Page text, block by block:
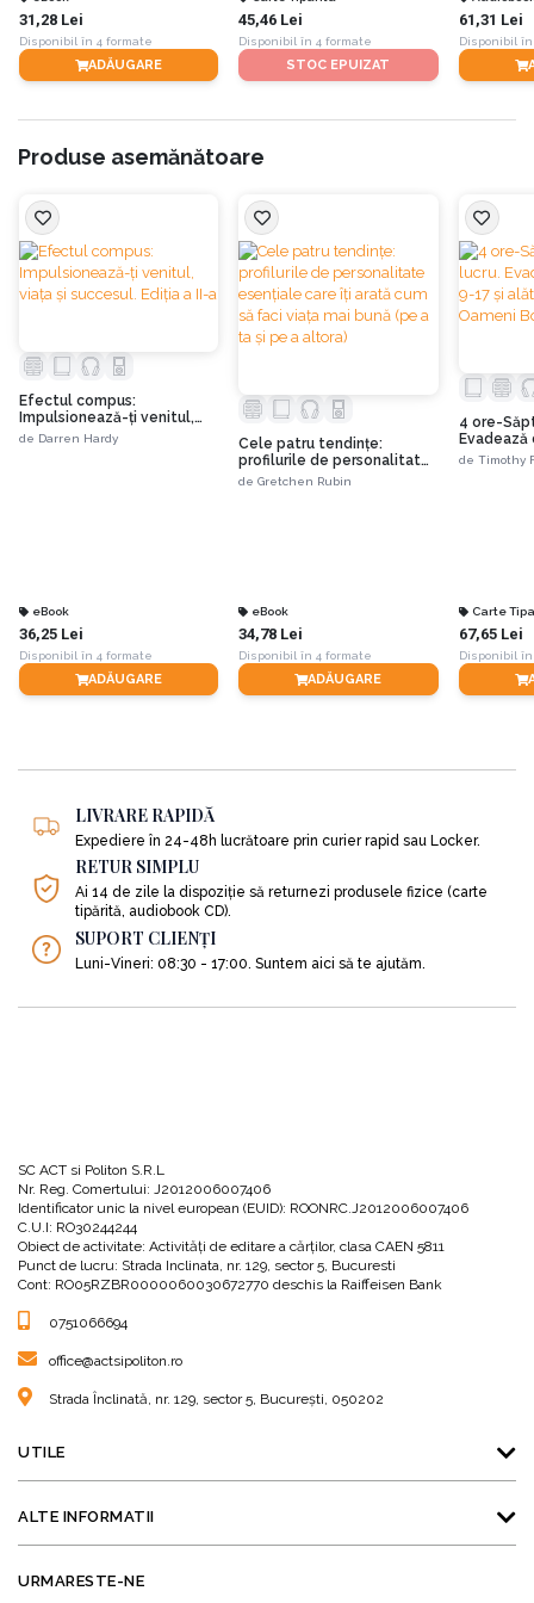
Tsultrim Allione, masterand în științe umaniste, a crescut în New England și
recunoscut-o într-o mulțime, pe când avea 22 de ani. După ce a făcut-o
31,28 Lei
Disponibil în 4 formate
ADĂUGARE
45,46 Lei
Disponibil în 4 formate
STOC EPUIZAT
61,31 Lei
Disponibil
Produse asemănătoare
Efectul compus:
Impulsionează-ți venitul,
viața și succesul. Ediția a II-a
de Darren Hardy
eBook
36,25 Lei
Disponibil în 4 formate
ADĂUGARE
Cele patru tendințe:
profilurile de personalitate
esențiale care îți arată cum
deGretchen Rubin
eBook
34,78 Lei
Disponibil în 4 formate
ADĂUGARE
4 ore-
şi alătură-
de Timothy
Carte
67,65 Lei
Disponibil
LIVRARE RAPIDĂ
Expediere în 24-48h lucrătoare prin curier rapid sau Locker.
RETUR SIMPLU
Ai 14 de zile la dispoziție să returnezi produsele fizice (carte
tipărită, audiobook CD).
SUPORT CLIENȚI
Luni-Vineri: 08:30 - 17:00. Suntem aici să te ajutăm.
SC ACT si Politon S.R.L
Nr. Reg. Comertului: J2012006007406
Identificator unic la nivel european (EUID): ROONRC.J2012006007406
C.U.I: RO30244244
Obiect de activitate: Activităţi de editare a cărţilor, clasa CAEN 5811
Punct de lucru: Strada Inclinata, nr. 129, sector 5, Bucuresti
Cont: RO05RZBR0000060030672770 deschis la Raiffeisen Bank
0751066694
office@actsipoliton.ro
Strada Înclinată, nr. 129, sector 5, București, 050202
UTILE
ALTE INFORMATII
URMARESTE-NE